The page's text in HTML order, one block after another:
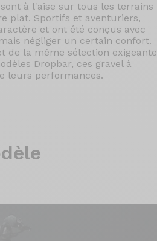
à l'aise sur tous les terrains
plat. Sportifs et aventuriers,
et ont été conçus avec
négliger un certain confort.
de la même sélection exigeante
Dropbar, ces gravel à
leurs performances.